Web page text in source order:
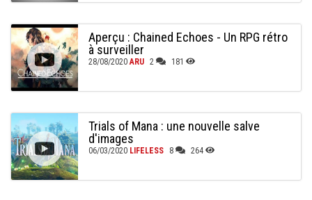
Aperçu : Chained Echoes - Un RPG rétro
à surveiller
28/08/2020ARU 2 181
Trials of Mana : une nouvelle salve
d'images
06/03/2020 LIFELESS 8 264